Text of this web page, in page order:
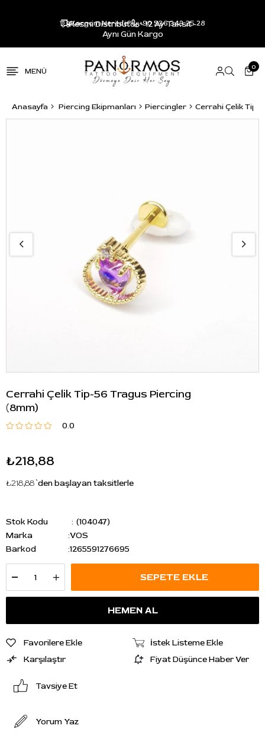
Resmi Distribütör - 12 Ay Taksit -
Aynı Gün Kargo
Kargom Nerede? +90 536 343 25 28
0
Anasayfa Piercing Ekipmanları Piercingler Cerrahi Çelik Tip-
Cerrahi Çelik Tip-56 Tragus Piercing
(8mm)
0.0
₺218,88
₺218,88`den başlayan taksitlerle
Stok Kodu
(104047)
Marka
:VOS
Barkod
:1265591276695
Favorilere Ekle
İstek Listeme Ekle
Karşılaştır
Fiyat Düşünce Haber Ver
Tavsiye Et
Yorum Yaz